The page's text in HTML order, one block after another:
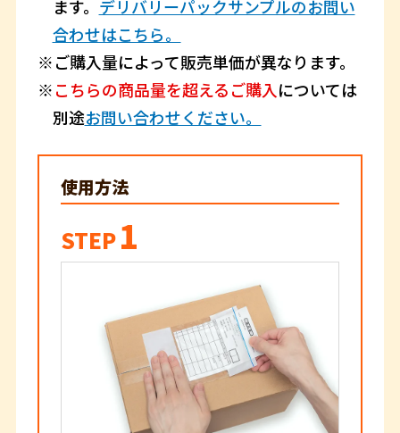
ます。 デリバリーパックサンプルのお問い
合わせはこちら。
ご購入量によって販売単価が異なります。
こちらの商品量を超えるご購入については
別途お問い合わせください。
使用方法
STEP1